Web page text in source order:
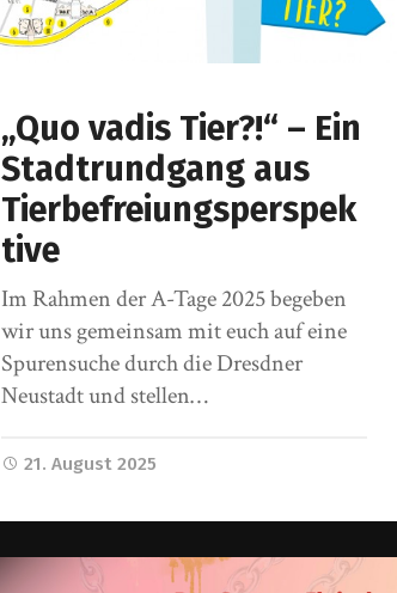
„Quo vadis Tier?!“ – Ein
Stadtrundgang aus
Tierbefreiungsperspek
tive
Im Rahmen der A-Tage 2025 begeben
wir uns gemeinsam mit euch auf eine
Spurensuche durch die Dresdner
Neustadt und stellen…
21. August 2025